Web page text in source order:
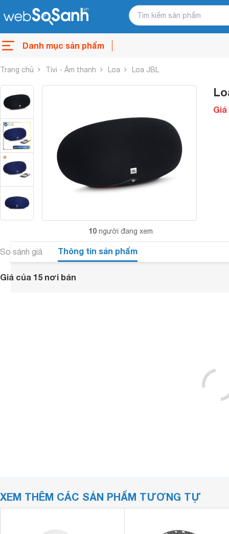
Danh mục sản phẩm
Trang chủ Tivi - Âm thanh Loa Loa JBL
10 người đang xem
Giá
So sánh giá Thông tin sản phẩm
Giá của 15 nơi bán
XEM THÊM CÁC SẢN PHẨM TƯƠNG TỰ